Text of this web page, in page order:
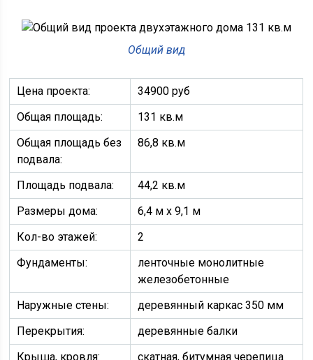
Общий вид
Цена проекта:
34900 руб
Общая площадь:
131 кв.м
Общая площадь без
подвала:
86,8 кв.м
Площадь подвала:
44,2 кв.м
Размеры дома:
6,4 м х 9,1 м
Кол-во этажей:
2
Фундаменты:
ленточные монолитные
железобетонные
Наружные стены:
деревянный каркас 350 мм
Перекрытия:
деревянные балки
Крыша, кровля:
скатная, битумная черепица